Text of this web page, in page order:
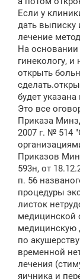
Если у
дать выписку
лечение
На
гинекологу,
открыть
будет
Это все
Приказа
2007 г. № 514
Приказов
593н, от
п. 56
процедуры
листок
медицинской
медицинскую
по
временной
лечения
яичника и